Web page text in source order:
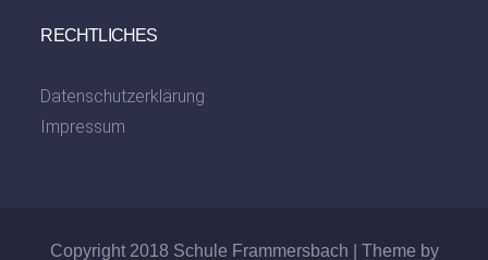
RECHTLICHES
Datenschutzerklärung
Impressum
Copyright 2018 Schule Frammersbach | Theme by